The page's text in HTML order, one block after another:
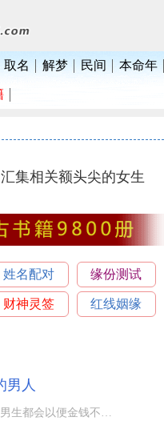
取名 解梦 民间 本命年
汇集相关额头尖的女生
姓名配对 缘份测试
财神灵签 红线姻缘
男人
社会现实中有许多的男生都会以便金钱不断的拼搏，许多男生到处栽跟头没赚到钱。或许也是许多男生财运非常好